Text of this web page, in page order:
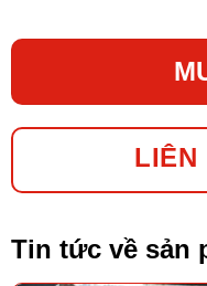
LIÊN
Tin tức về sản